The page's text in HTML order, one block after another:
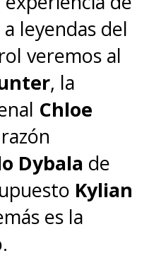
leyendas del
veremos al
, la
Chloe
Dybala de
Kylian
es la